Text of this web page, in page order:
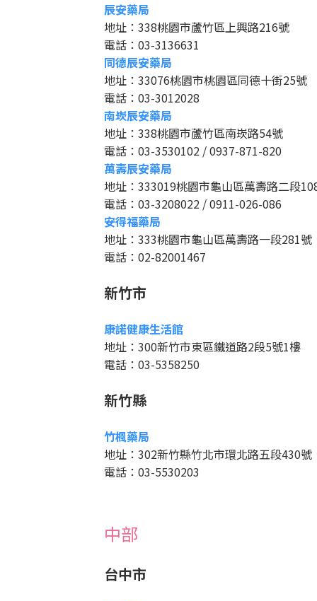
辰安藥局
地址：338桃園市蘆竹區上興路216號
電話：03-3136631
同德辰安藥局
地址：33076桃園市桃園區同德十街25號
電話：03-3012028
南崁辰安藥局
地址：338桃園市蘆竹區南崁路54號
電話：03-3530102 / 0937-871-820
萬壽辰安藥局
地址：333019桃園市龜山區萬壽路二段
電話：03-3208022 / 0911-026-086
安得福藥局
地址：333桃園市龜山區萬壽路一段281號
電話：02-82001467
新竹市
康諾健康生活館
地址：300新竹市東區鐵道路2段5號1樓
電話：03-5358250
新竹縣
竹楓藥局
地址：302新竹縣竹北市環北路五段430號
電話：03-5530203
中部
台中市